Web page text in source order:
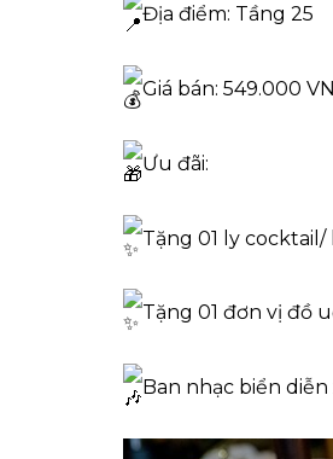
Địa điểm: Tầng 25
Giá bán: 549.000
Ưu đãi:
Tặng 01 ly
Tặng 01 đơn vị đồ
Ban nhạc biển